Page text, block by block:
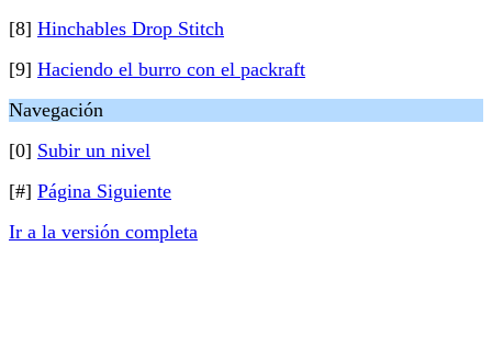
[8] Hinchables Drop Stitch
[9] Haciendo el burro con el packraft
Navegación
[0] Subir un nivel
[#] Página Siguiente
Ir a la versión completa